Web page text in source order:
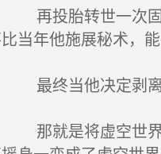
投胎转世一次固然
当年他施展秘术，
终当他决定剥离自
就是将虚空世界的